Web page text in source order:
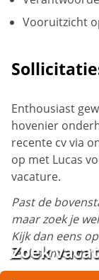
Vooruitzicht
Enthousiast
hovenier
recente cv via
op met Lucas
vacature.
Past de
maar zoek je
Kijk dan eens
je droombaan!
Zoek